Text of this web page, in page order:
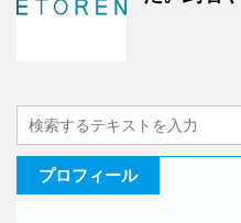
プロフィール